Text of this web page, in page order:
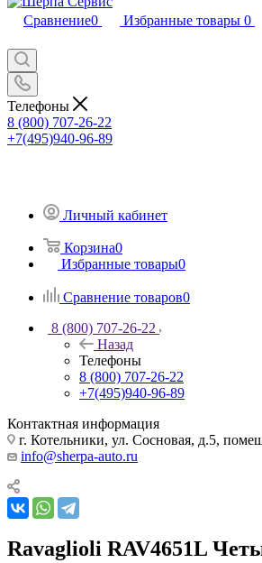
Сравнение0 Избранные товары 0
Телефоны
8 (800) 707-26-22
+7(495)940-96-89
Личный кабинет
Корзина0
Избранные товары0
Сравнение товаров0
8 (800) 707-26-22
Назад
Телефоны
8 (800) 707-26-22
+7(495)940-96-89
Контактная информация
г. Котельники, ул. Сосновая, д.5,
info@sherpa-auto.ru
Ravaglioli RAV4651L